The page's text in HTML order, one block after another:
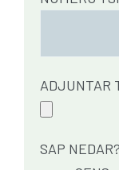
ADJUNTAR
SAP NEDAR?